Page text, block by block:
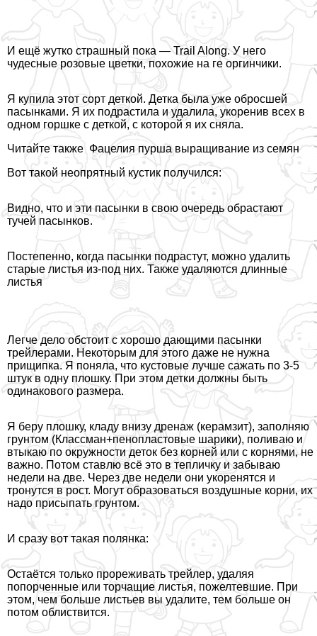
И ещё жутко страшный пока — Trail Along. У него
чудесные розовые цветки, похожие на ге opгинчики.
Я купила этот сорт деткой. Детка была уже обросшей
пасынками. Я их подрастила и удалила, укоренив всех в
одном горшке с деткой, с которой я их сняла.
Читайте также Фацелия пурша выращивание из семян
Вот такой неопрятный кустик получился:
Видно, что и эти пасынки в свою очередь обрастают
тучей пасынков.
Постепенно, когда пасынки подрастут, можно удалить
старые листья из-под них. Также удаляются длинные
листья
Легче дело обстоит с хорошо дающими пасынки
трейлерами. Некоторым для этого даже не нужна
прищипка. Я поняла, что кустовые лучше сажать по 3-5
штук в одну плошку. При этом детки должны быть
одинакового размера.
Я беру плошку, кладу внизу дренаж (керамзит), заполняю
грунтом (Классман+пенопластовые шарики), поливаю и
втыкаю по окружности деток без корней или с корнями, не
важно. Потом ставлю всё это в тепличку и забываю
недели на две. Через две недели они укоренятся и
тронутся в рост. Могут образоваться воздушные корни, их
надо присыпать грунтом.
И сразу вот такая полянка:
Остаётся только прореживать трейлер, удаляя
попорченные или торчащие листья, пожелтевшие. При
этом, чем больше листьев вы удалите, тем больше он
потом облиствится.